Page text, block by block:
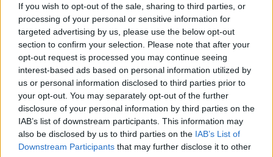
If you wish to opt-out of the sale, sharing to third parties, or
processing of your personal or sensitive information for
targeted advertising by us, please use the below opt-out
section to confirm your selection. Please note that after your
opt-out request is processed you may continue seeing
interest-based ads based on personal information utilized by
us or personal information disclosed to third parties prior to
your opt-out. You may separately opt-out of the further
disclosure of your personal information by third parties on the
IAB’s list of downstream participants. This information may
also be disclosed by us to third parties on the IAB’s List of
Downstream Participants that may further disclose it to other
M86 ÉS M87-ES UTAK MEGÉPÍTÉSÉT, ÉS MIÓTA
HAKNIZOTT A FEJLESZTÉSSEL ENNEK A
TUDATÁBAN?
2026. augusztus. 03. 06:37
2027 őszén kerek 10 éve lesz, hogy az akkori Nemzeti
Fejlesztési Minisztérium kiadta a „Szombathely és Kőszeg
közötti országos közúti kapcsolat fejlesztés előkészítési
feladatainak elrendelése” tárgyú dokumentumát a NIF Zrt. felé.”
AZ M86-OS ÉS AZ M87-ES FEJLESZTÉSEKET
NEM ÁLLÍTOTTA LE VÉGLEGESEN A KORMÁNY!
2026. július. 30. 11:25